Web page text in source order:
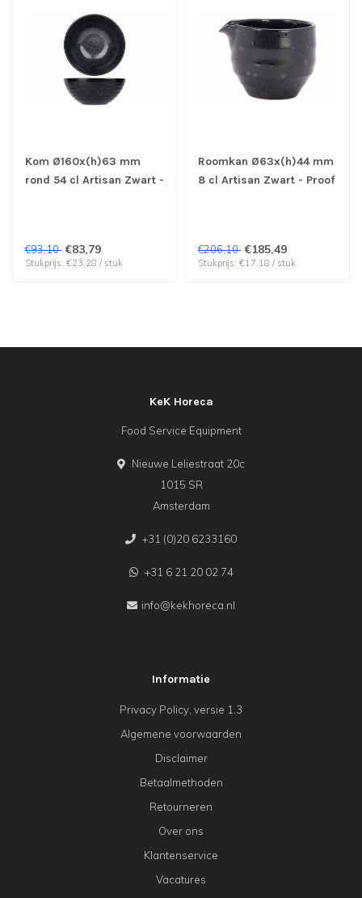
Kom Ø160x(h)63 mm
rond 54 cl Artisan Zwart -
€93,10 €83,79
Stukprijs: €23,28 / stuk
Roomkan Ø63x(h)44 mm
8 cl Artisan Zwart - Proof
€206,10 €185,49
Stukprijs: €17,18 / stuk
KeK Horeca
Food Service Equipment
Nieuwe Leliestraat 20c
1015 SR
Amsterdam
+31 (0)20 6233160
+31 6 21 20 02 74
info@kekhoreca.nl
Informatie
Privacy Policy, versie 1.3
Algemene voorwaarden
Disclaimer
Betaalmethoden
Retourneren
Over ons
Klantenservice
Vacatures